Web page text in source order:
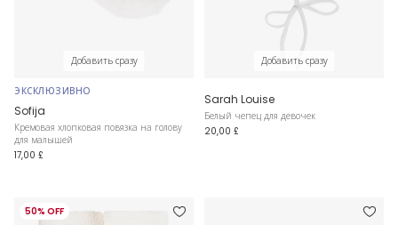
Добавить сразу
ЭКСКЛЮЗИВНО
Sofija
Кремовая хлопковая повязка на голову
для малышей
17,00 £
Добавить сразу
Sarah Louise
Белый чепец для девочек
20,00 £
50% OFF